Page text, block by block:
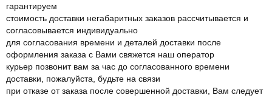
гарантируем
стоимость доставки негабаритных заказов рассчитывается и
согласовывается индивидуально
для согласования времени и деталей доставки после
оформления заказа с Вами свяжется наш оператор
курьер позвонит вам за час до согласованного времени
доставки, пожалуйста, будьте на связи
при отказе от заказа после совершенной доставки, Вам следует